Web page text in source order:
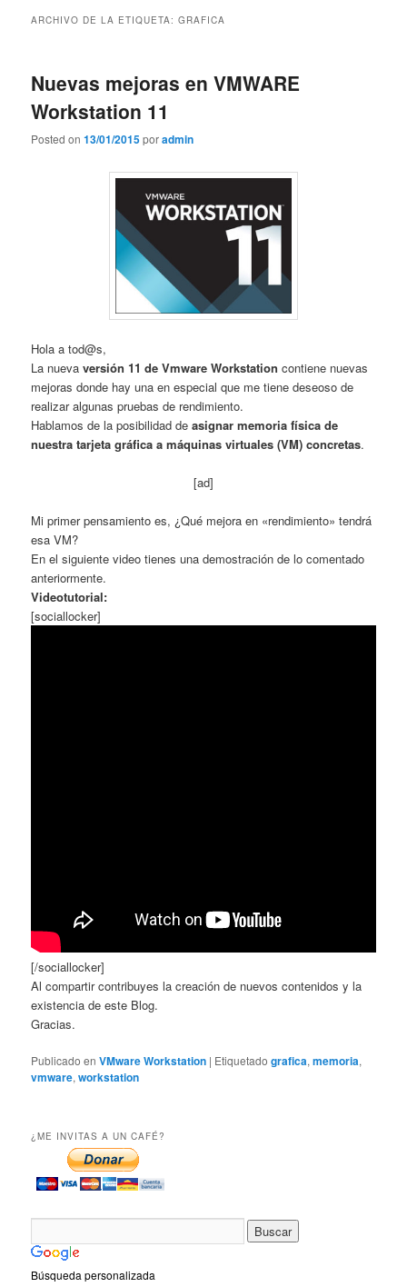
ARCHIVO DE LA ETIQUETA:GRAFICA
Nuevas mejoras en VMWARE
Workstation 11
Posted on13/01/2015poradmin
Hola a tod@s,
La nuevaversión 11 de Vmware Workstation contiene nuevas
mejoras donde hay una en especial que me tiene deseoso de
realizar algunas pruebas de rendimiento.
Hablamos de la posibilidad deasignar memoria física de
nuestra tarjeta gráfica a máquinas virtuales (VM) concretas.
[ad]
Mi primer pensamiento es, ¿Qué mejora en «rendimiento» tendrá
esa VM?
En el siguiente video tienes una demostración de lo comentado
anteriormente.
Videotutorial:
[sociallocker]
[/sociallocker]
Al compartir contribuyes la creación de nuevos contenidos y la
existencia de este Blog.
Gracias.
Publicado en VMware Workstation | Etiquetado grafica,memoria,
vmware,workstation
¿ME INVITAS A UN CAFÉ?
Búsqueda personalizada